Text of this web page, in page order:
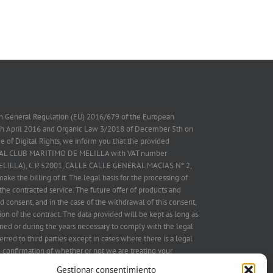
Gestionar consentimiento
Regulation (EU) 2016/679 of the European
April 2016 and Organic Law 3/2018 of December 5th on
of Digital Rights, we inform you that the provided
CLUB MARITIMO DE MELILLA with VAT number
C.P. 52001, CALLE CALLE GENERAL MACIAS Nº 2,
the billing of it. The legal basis for the processing of
contracted service. The future offer of products and
consent, and in the case of the withdrawal of this consent,
of the contract. The data provided will be kept as long as
or during the years necessary to comply with the legal
to third parties except in cases where there is a legal
of whether or not we are treating your
DE MELILLA and therefore you have the right to